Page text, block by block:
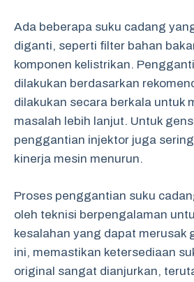
Ada beberapa suku cadang
diganti, seperti filter bahan
komponen kelistrikan.
dilakukan berdasarkan
dilakukan secara berkala untuk
masalah lebih lanjut. Untuk
penggantian injektor juga
kinerja mesin menurun.
Proses penggantian suku
oleh teknisi berpengalaman
kesalahan yang dapat merusak
ini, memastikan ketersediaan
original sangat dianjurkan,